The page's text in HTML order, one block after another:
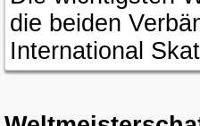
die beiden
International